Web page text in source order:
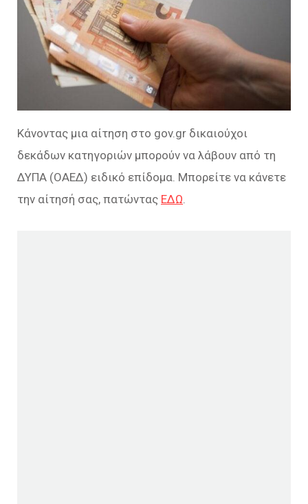
Κάνοντας μια αίτηση στο gov.gr δικαιούχοι
δεκάδων κατηγοριών μπορούν να λάβουν από τη
ΔΥΠΑ (ΟΑΕΔ) ειδικό επίδομα. Μπορείτε να κάνετε
την αίτησή σας, πατώντας ΕΔΩ